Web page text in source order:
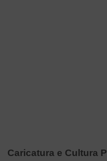
Caricatura e Cultura